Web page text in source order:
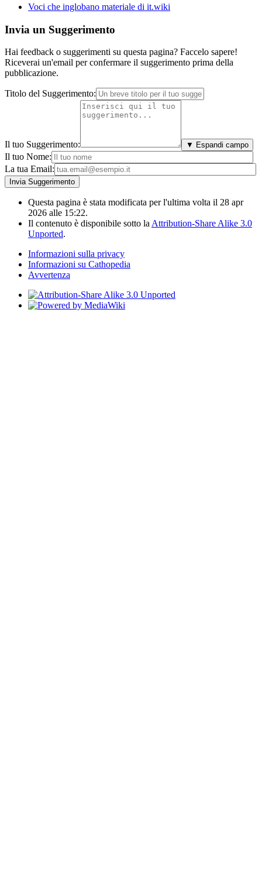
Voci che inglobano materiale di it.wiki
Invia un Suggerimento
Hai feedback o suggerimenti su questa pagina? Faccelo sapere!
Riceverai un'email per confermare il suggerimento prima della
pubblicazione.
Titolo del Suggerimento:
Il tuo Suggerimento: ▼ Espandi campo
Il tuo Nome:
La tua Email:
Questa pagina è stata modificata per l'ultima volta il 28 apr
2026 alle 15:22.
Il contenuto è disponibile sotto laAttribution-Share Alike 3.0
Unported.
Informazioni sulla privacy
Informazioni su Cathopedia
Avvertenza